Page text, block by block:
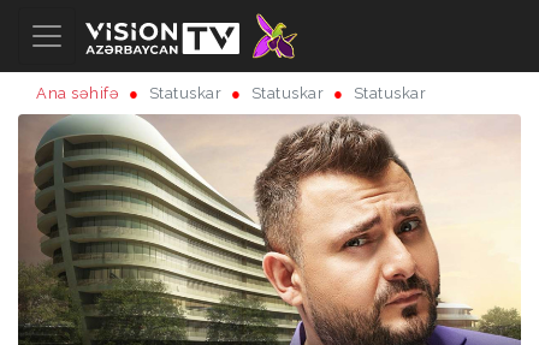
Ana səhifə Statuskar Statuskar Statuskar